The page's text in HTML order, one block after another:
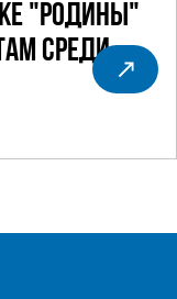
"РОДИНЫ"
СРЕДИ